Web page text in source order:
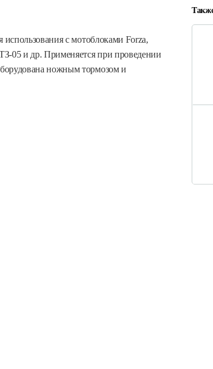
использования с мотоблоками Forza,
и др. Применяется при проведении
ножным тормозом и